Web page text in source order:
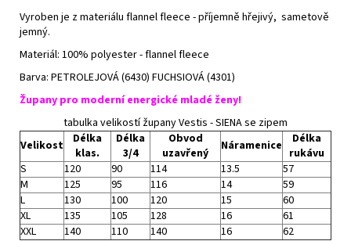
Vyroben je z materiálu flannel fleece - příjemně hřejivý, sametově
jemný.
Materiál: 100% polyester - flannel fleece
Barva: PETROLEJOVÁ (6430) FUCHSIOVÁ (4301)
Župany pro moderní energické mladé ženy!
tabulka velikostí župany Vestis - SIENA se zipem
Velikost
Délka
klas.
Délka
3/4
Obvod
uzavřený
Náramenice
Délka
rukávu
S
120 90 114 13.5
57
M
125 95 116 14
59
L
130 100 120 15
60
XL
135 105 128 16
61
XXL
140 110 140 16 62